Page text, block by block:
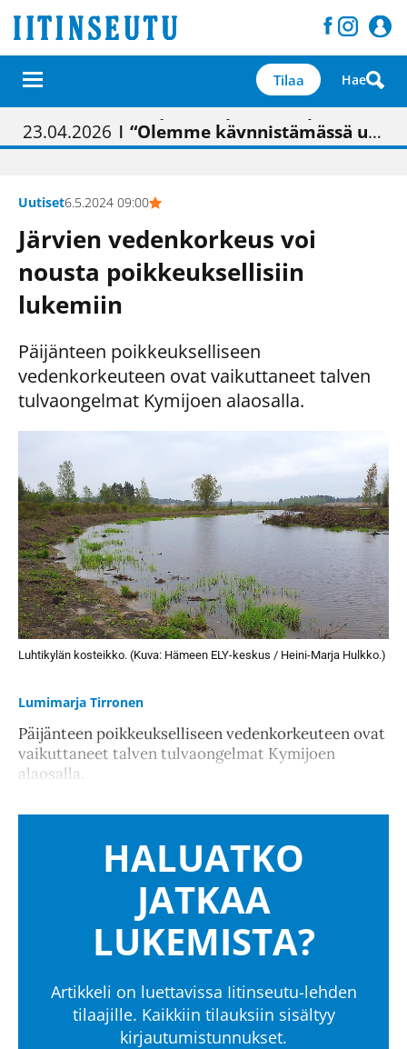
Tilaa Hae
01.02.2026 | Painon vaihtumisen pitäisi näkyä hieman parempana painojäljen laatuna lehdessä
05.02.2026 | Uudistettu kunnantalo on valoisa
23.04.2026 | “Olemme käynnistämässä uudelleen keskustavisiotyön”
09.05.2026| "Maalla on totuttu elämään omavaraisemmin kuin kaupungissa"
Uutiset6.5.2024 09:00
Järvien vedenkorkeus voi
nousta poikkeuksellisiin
lukemiin
Päijänteen poikkeukselliseen
vedenkorkeuteen ovat vaikuttaneet talven
tulvaongelmat Kymijoen alaosalla.
Luhtikylän kosteikko. (Kuva: Hämeen ELY-keskus / Heini-Marja Hulkko.)
Lumimarja Tirronen
Päijänteen poikkeukselliseen vedenkorkeuteen ovat
vaikuttaneet talven tulvaongelmat Kymijoen
alaosalla.
HALUATKO
JATKAA
LUKEMISTA?
Artikkeli on luettavissa Iitinseutu-lehden
tilaajille. Kaikkiin tilauksiin sisältyy
kirjautumistunnukset.